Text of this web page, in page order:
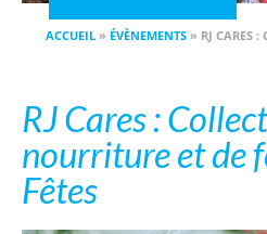
ACCUEIL » ÉVÈNEMENTS » RJ CARES :
RJ Cares :
nourriture et de
Fêtes